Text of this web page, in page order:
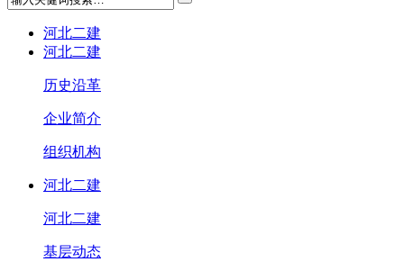
河北二建
河北二建
历史沿革
企业简介
组织机构
河北二建
河北二建
基层动态